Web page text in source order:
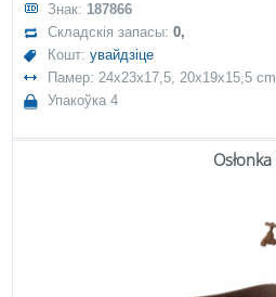
Знак: 187866
Складскія запасы:0,
Кошт:увайдзіце
Памер: 24x23x17,5, 20x19x15,5 cm
Упакоўка 4
Osłonka